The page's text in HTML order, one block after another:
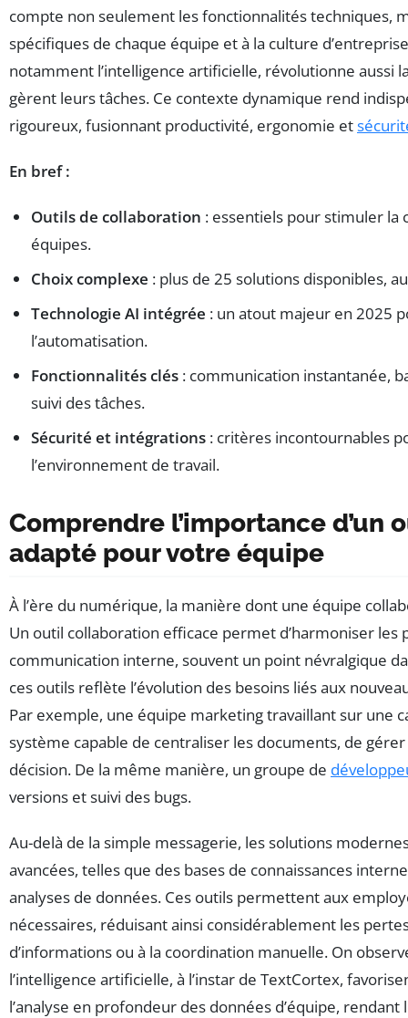
compte non seulement les fonctionnalités techniques,
spécifiques de chaque équipe et à la culture
notamment l’intelligence artificielle, révolutionne aussi
gèrent leurs tâches. Ce contexte dynamique rend
rigoureux, fusionnant productivité, ergonomie et
En bref :
Outils de collaboration : essentiels pour stimuler
équipes.
Choix complexe : plus de 25 solutions disponibles,
Technologie AI intégrée : un atout majeur en 2025
l’automatisation.
Fonctionnalités clés : communication instantanée,
suivi des tâches.
Sécurité et intégrations : critères incontournables
l’environnement de travail.
Comprendre l’importance d’un
adapté pour votre équipe
À l’ère du numérique, la manière dont une équipe
Un outil collaboration efficace permet d’harmoniser les
communication interne, souvent un point névralgique
ces outils reflète l’évolution des besoins liés aux
Par exemple, une équipe marketing travaillant sur une
système capable de centraliser les documents, de
décision. De la même manière, un groupe de
versions et suivi des bugs.
Au-delà de la simple messagerie, les solutions
avancées, telles que des bases de connaissances
analyses de données. Ces outils permettent aux
nécessaires, réduisant ainsi considérablement les
d’informations ou à la coordination manuelle. On
l’intelligence artificielle, à l’instar de TextCortex,
l’analyse en profondeur des données d’équipe,